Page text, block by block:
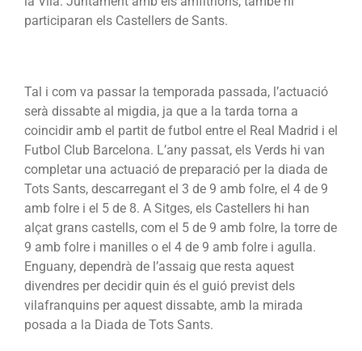
participaran els Castellers de Sants.
Tal i com va passar la temporada passada, l’actuació
serà dissabte al migdia, ja que a la tarda torna a
coincidir amb el partit de futbol entre el Real Madrid i el
Futbol Club Barcelona. L’any passat, els Verds hi van
completar una actuació de preparació per la diada de
Tots Sants, descarregant el 3 de 9 amb folre, el 4 de 9
amb folre i el 5 de 8. A Sitges, els Castellers hi han
alçat grans castells, com el 5 de 9 amb folre, la torre de
9 amb folre i manilles o el 4 de 9 amb folre i agulla.
Enguany, dependrà de l’assaig que resta aquest
divendres per decidir quin és el guió previst dels
vilafranquins per aquest dissabte, amb la mirada
posada a la Diada de Tots Sants.